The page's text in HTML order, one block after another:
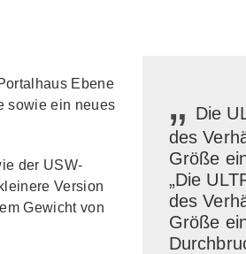
Ebene
sowie ein neues
der USW-
Version
Gewicht von
„ Die
des
Größe
„Die
des
Größe